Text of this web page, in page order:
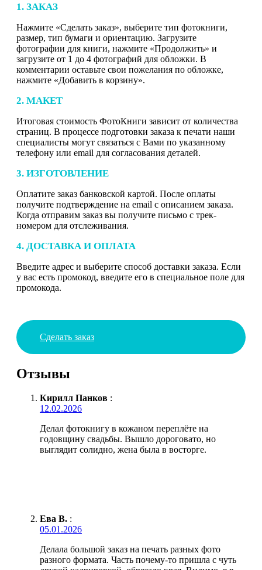
1. ЗАКАЗ
Нажмите «Сделать заказ», выберите тип фотокниги,
размер, тип бумаги и ориентацию. Загрузите
фотографии для книги, нажмите «Продолжить» и
загрузите от 1 до 4 фотографий для обложки. В
комментарии оставьте свои пожелания по обложке,
нажмите «Добавить в корзину».
2. МАКЕТ
Итоговая стоимость ФотоКниги зависит от количества
страниц. В процессе подготовки заказа к печати наши
специалисты могут связаться с Вами по указанному
телефону или email для согласования деталей.
3. ИЗГОТОВЛЕНИЕ
Оплатите заказ банковской картой. После оплаты
получите подтверждение на email с описанием заказа.
Когда отправим заказ вы получите письмо с трек-
номером для отслеживания.
4. ДОСТАВКА И ОПЛАТА
Введите адрес и выберите способ доставки заказа. Если
у вас есть промокод, введите его в специальное поле для
промокода.
Сделать заказ
Отзывы
Кирилл Панков :
12.02.2026
Делал фотокнигу в кожаном переплёте на
годовщину свадьбы. Вышло дороговато, но
выглядит солидно, жена была в восторге.
Ева В. :
05.01.2026
Делала большой заказ на печать разных фото
разного формата. Часть почему-то пришла с чуть